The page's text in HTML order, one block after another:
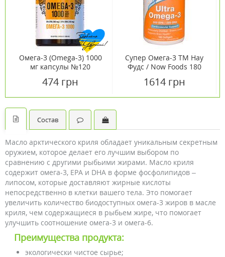
Омега-3 (Omega-3) 1000
мг капсулы №120
474 грн
Супер Омега-3 ТМ Нау
Фудс / Now Foods 180
1614 грн
Состав
Масло арктического криля обладает уникальным секретным
оружием, которое делает его лучшим выбором по
сравнению с другими рыбьими жирами. Масло криля
содержит омега-3, EPA и DHA в форме фосфолипидов –
липосом, которые доставляют жирные кислоты
непосредственно в клетки вашего тела. Это помогает
увеличить количество биодоступных омега-3 жиров в масле
криля, чем содержащиеся в рыбьем жире, что помогает
улучшить соотношение омега-3 и омега-6.
Преимущества продукта:
экологически чистое сырье;